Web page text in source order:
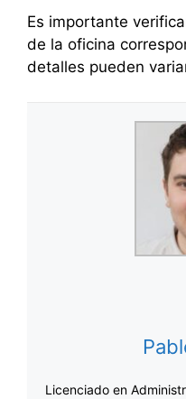
Es importante
de la oficina
detalles pueden
Licenciado en